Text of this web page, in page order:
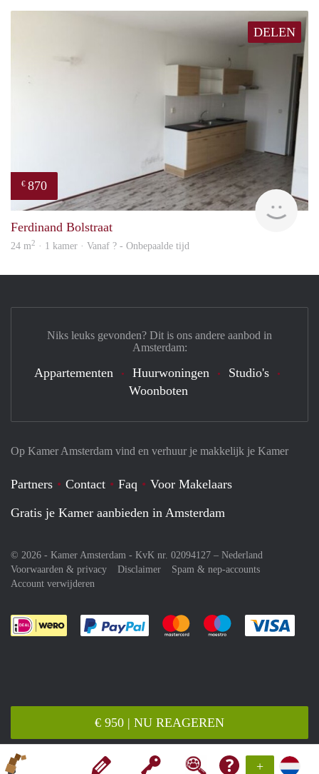
+
€ 950 | NU REAGEREN
DELEN
€ 870
rent
Ferdinand Bolstraat
24 m2 · 1 kamer · Vanaf ? - Onbepaalde tijd
Op Kamer Amsterdam vind en verhuur je makkelijk je Kamer
Partners Contact Faq
Voor Makelaars
Gratis je Kamer aanbieden in Amsterdam
© 2026 - Kamer Amsterdam - KvK nr. 02094127 – Nederland
Voorwaarden & privacy
Disclaimer
Spam & nep-accounts
Account verwijderen
Je rekent gemakkelijk af met Paypal
Je rekent gemakkelijk af met
Je rekent
Niks leuks gevonden? Dit is ons andere aanbod in
Amsterdam:
Appartementen Huurwoningen
Studio's
Woonboten